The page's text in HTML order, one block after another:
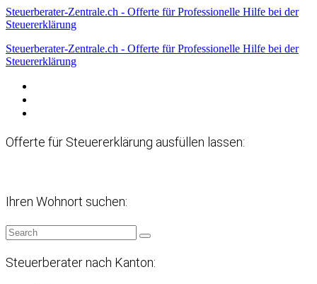
Steuerberater-Zentrale.ch - Offerte für Professionelle Hilfe bei der
Steuererklärung
Steuerberater-Zentrale.ch - Offerte für Professionelle Hilfe bei der
Steuererklärung
Offerte für Steuererklärung ausfüllen lassen:
Ihren Wohnort suchen:
Steuerberater nach Kanton: